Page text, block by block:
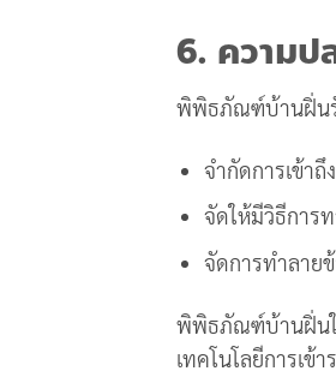
6. ความ
พิพิธภัณฑ์บ้านฝิ่นรั
จำกัดการเข้า
จัดให้มีวิธีการ
จัดการทำลาย
พิพิธภัณฑ์บ้านฝิ่นใช้
เทคโนโลยีการเข้